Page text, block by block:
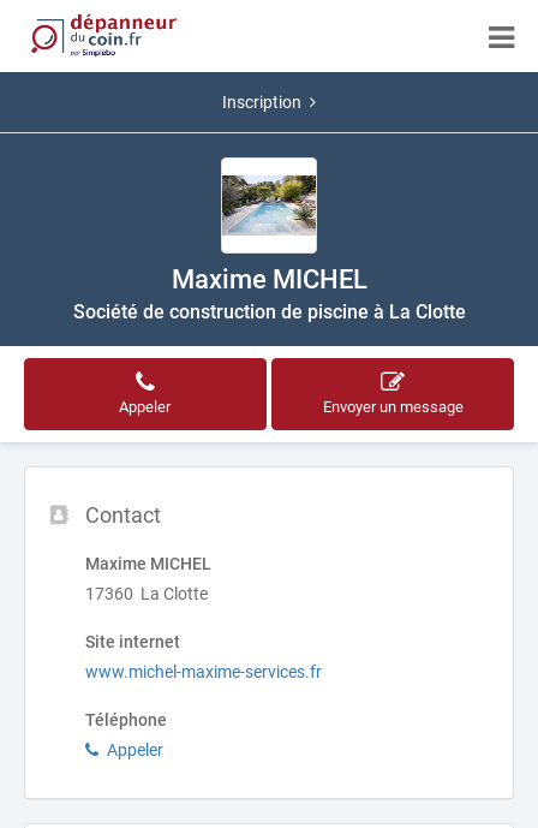
Inscription
Maxime MICHEL
Société de construction de piscine à La Clotte
Appeler Envoyer un message
Contact
Maxime MICHEL
17360 La Clotte
Site internet
www.michel-maxime-services.fr
Téléphone
Appeler